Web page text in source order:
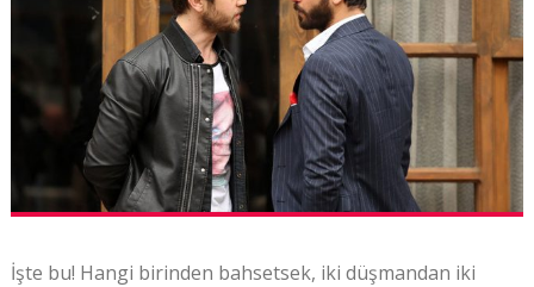
İşte bu! Hangi birinden bahsetsek, iki düşmandan iki